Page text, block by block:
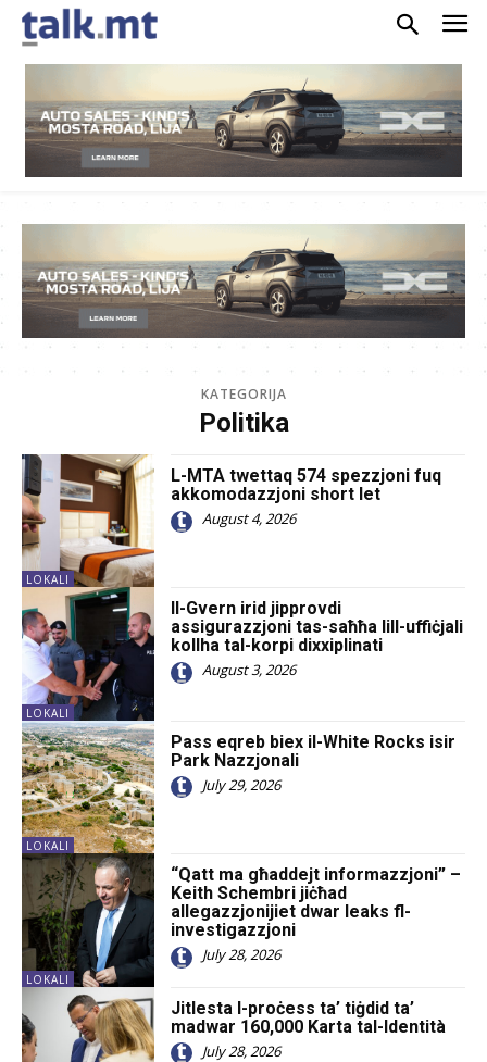
KATEGORIJA
Politika
LOKALI
L-MTA twettaq 574 spezzjoni fuq
akkomodazzjoni short let
August 4, 2026
LOKALI
Il-Gvern irid jipprovdi
assigurazzjoni tas-saħħa lill-uffiċjali
kollha tal-korpi dixxiplinati
August 3, 2026
LOKALI
Pass eqreb biex il-White Rocks isir
Park Nazzjonali
July 29, 2026
LOKALI
“Qatt ma għaddejt informazzjoni” –
Keith Schembri jiċħad
allegazzjonijiet dwar leaks fl-
investigazzjoni
July 28, 2026
Jitlesta l-proċess ta’ tiġdid ta’
madwar 160,000 Karta tal-Identità
July 28, 2026